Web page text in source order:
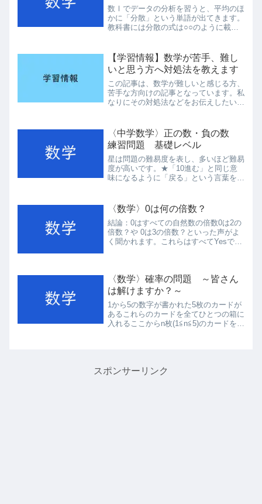
数Ⅰでデータの分析を習うと、平均のほ
かに「分散」という単語が出てきます。
教科書には分散の式は○○のように載っ
回はその「分散」がどのような値で何を
意味するのかを細かく扱っ...
【学習情報】数学が苦手、難し
いと思う方へ対処法を教えます
この記事は、数学が難しいと感じる方、
苦手な方向けの記事となっています。私
なりにその対処法などをお伝えしたいと
おそらく算数から数学に変わる中学生頃
の方が多いかと思います。...
〈中学数学〉正の数・負の数
練習問題 基礎レベル
星は問題の難易度を表し、多いほど難易
度が高いです。★「10進む」と同じ意
味になるように「戻る」という言葉を使
致させるためにはその前の数字の符号を
反対にする。符号とは数...
〈数学〉0は何の倍数？
結論：0はすべての自然数の倍数0は2の
倍数？や 0は3の倍数？といった声がよ
く聞かれます。これらはすべてYesで
倍数を小さい方から...
〈数学〉確率の問題 ～皆さん
は解けますか？～
1から5の数字が書かれた5枚のカードが
あるこれらのカードを全てひとつの箱に
入れるここからn枚(1≦n≦5)のカードを取
スポンサーリンク